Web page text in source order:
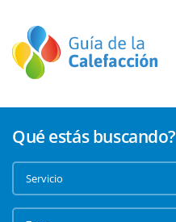
Qué estás buscando?